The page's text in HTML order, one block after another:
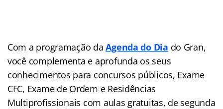
Com a programação daAgenda do Dia do Gran,
você complementa e aprofunda os seus
conhecimentos para concursos públicos, Exame
CFC, Exame de Ordem e Residências
Multiprofissionais com aulas gratuitas, de segunda